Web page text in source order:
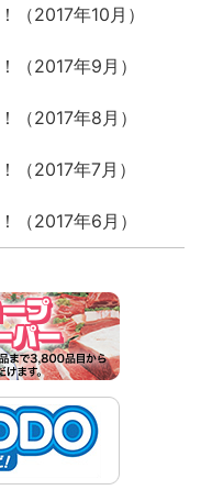
（2017年10月）
（2017年9月）
（2017年8月）
（2017年7月）
（2017年6月）